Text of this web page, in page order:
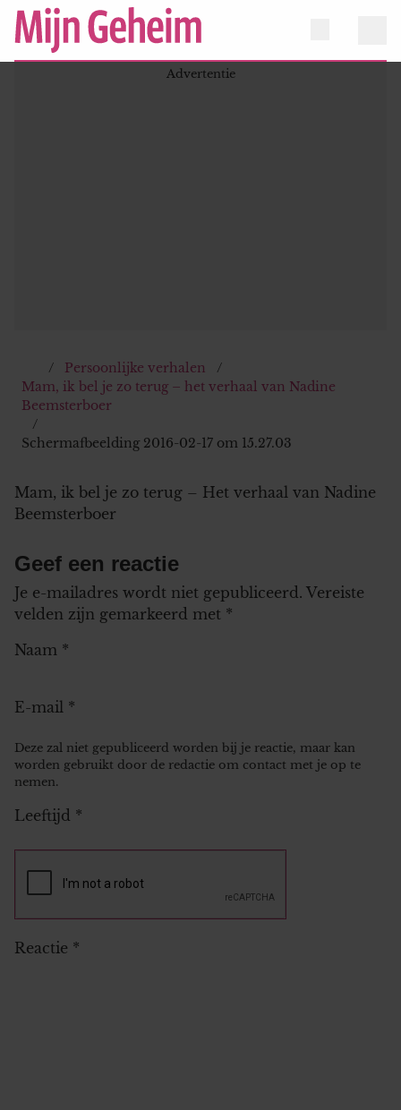
Persoonlijke verhalen
Mam, ik bel je zo terug – het verhaal van Nadine
Beemsterboer
Schermafbeelding 2016-02-17 om 15.27.03
Mam, ik bel je zo terug – Het verhaal van Nadine
Beemsterboer
Geef een reactie
Je e-mailadres wordt niet gepubliceerd. Vereiste
velden zijn gemarkeerd met *
Naam *
E-mail *
Deze zal niet gepubliceerd worden bij je reactie, maar kan
worden gebruikt door de redactie om contact met je op te
nemen.
Leeftijd *
Reactie *